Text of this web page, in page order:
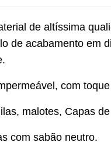
de altíssima
de acabamento em
com
malotes, Capas
com sabão neutro.